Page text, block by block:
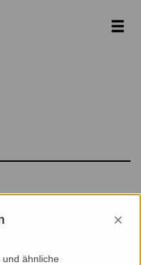
×
ähnliche